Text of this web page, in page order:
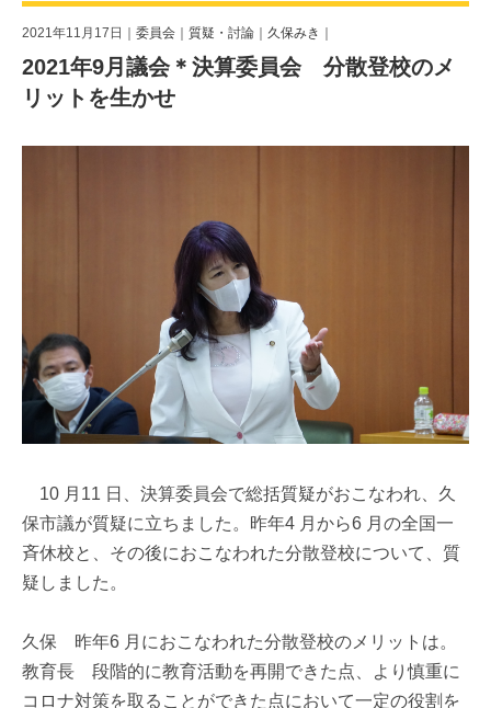
2021年11月17日｜ 委員会 ｜ 質疑・討論 ｜ 久保みき ｜
2021年9月議会＊決算委員会 分散登校のメ
リットを生かせ
10 月11 日、決算委員会で総括質疑がおこなわれ、久
保市議が質疑に立ちました。昨年4 月から6 月の全国一
斉休校と、その後におこなわれた分散登校について、質
疑しました。
久保 昨年6 月におこなわれた分散登校のメリットは。
教育長 段階的に教育活動を再開できた点、より慎重に
コロナ対策を取ることができた点において一定の役割を